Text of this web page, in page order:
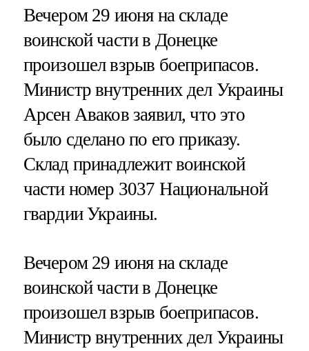
Вечером 29 июня на складе
воинской части в Донецке
произошел взрыв боеприпасов.
Министр внутренних дел Украины
Арсен Аваков заявил, что это
было сделано по его приказу.
Склад принадлежит воинской
части номер 3037 Национальной
гвардии Украины.
Вечером 29 июня на складе
воинской части в Донецке
произошел взрыв боеприпасов.
Министр внутренних дел Украины